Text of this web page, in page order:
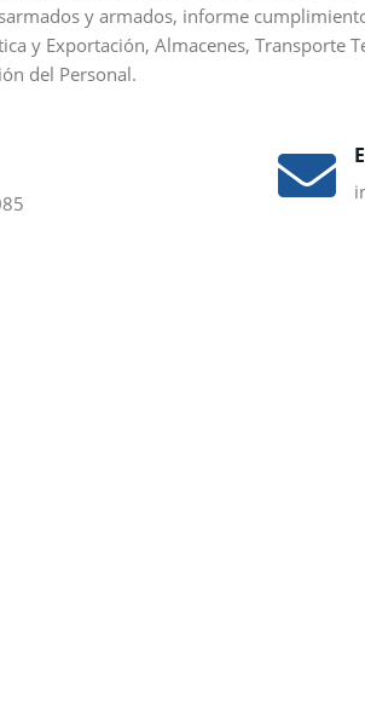
y armados, informe
y Exportación, Almacenes, Transporte
del Personal.